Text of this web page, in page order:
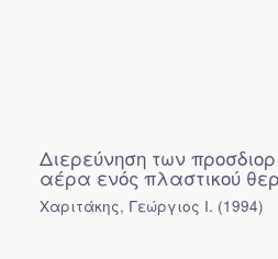
Διερεύνηση των
αέρα ενός πλαστικού
Χαριτάκης, Γεώργιος Ι. (1994)